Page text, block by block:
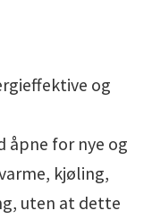
og
åpne for nye og
kjøling,
uten at dette